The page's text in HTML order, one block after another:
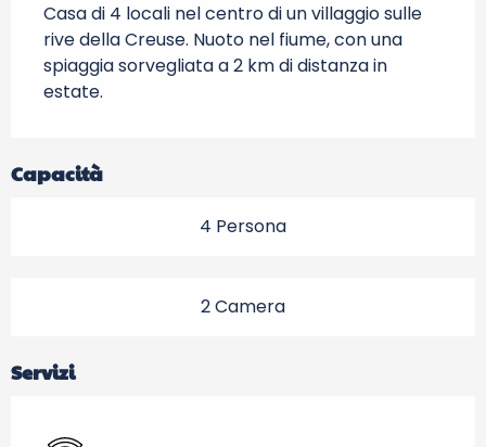
Casa di 4 locali nel centro di un villaggio sulle
rive della Creuse. Nuoto nel fiume, con una
spiaggia sorvegliata a 2 km di distanza in
estate.
Capacità
4 Persona
2 Camera
Servizi